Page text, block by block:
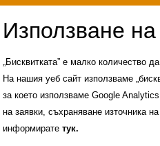
„Бисквитката” е малко количество
На нашия уеб сайт използваме
за което използваме Google
на заявки, съхраняване източника
информирате тук.